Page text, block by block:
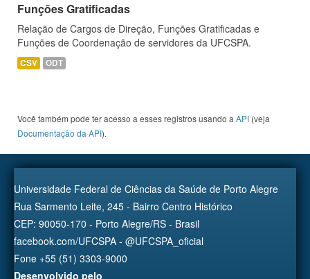
Funções Gratificadas
Relação de Cargos de Direção, Funções Gratificadas e
Funções de Coordenação de servidores da UFCSPA.
CSV ODT
Você também pode ter acesso a esses registros usando a API (veja
Documentação da API).
Universidade Federal de Ciências da Saúde de Porto Alegre
Rua Sarmento Leite, 245 - Bairro Centro Histórico
CEP: 90050-170 - Porto Alegre/RS - Brasil
facebook.com/UFCSPA - @UFCSPA_oficial
Fone +55 (51) 3303-9000
Desenvolvido pelo